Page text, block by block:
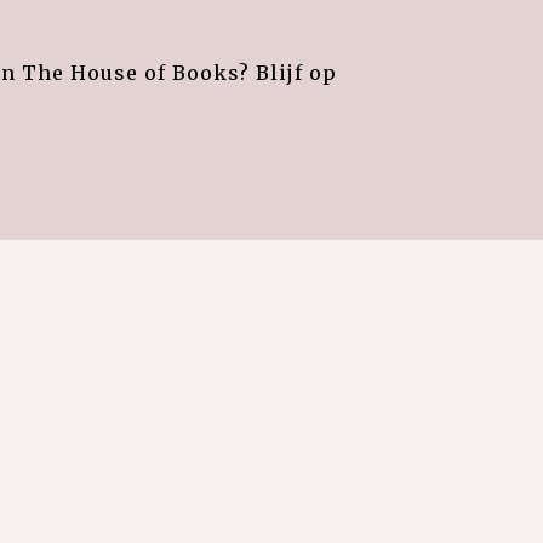
The House of Books? Blijf op